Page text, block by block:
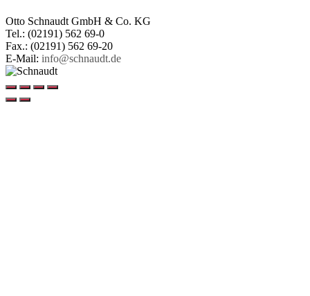
Otto Schnaudt GmbH & Co. KG
Tel.: (02191) 562 69-0
Fax.: (02191) 562 69-20
E-Mail: info@schnaudt.de